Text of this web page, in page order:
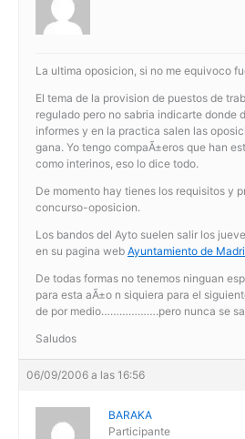
La ultima oposicion, si no me equivoco
El tema de la provision de puestos de
regulado pero no sabria indicarte donde
informes y en la practica salen las
gana. Yo tengo compaÃ±eros que han
como interinos, eso lo dice todo.
De momento hay tienes los requisitos y
concurso-oposicion.
Los bandos del Ayto suelen salir los
en su pagina web Ayuntamiento de
De todas formas no tenemos ninguan
para esta aÃ±o n siquiera para el
de por medio……………….pero nunca se
Saludos
06/09/2006 a las 16:56
BARAKA
Participante